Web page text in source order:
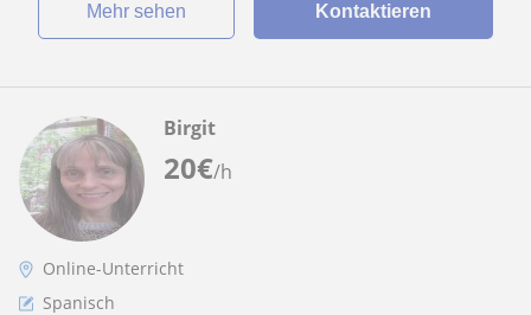
Mehr sehen Kontaktieren
20€/h
Birgit
Online-Unterricht
Spanisch